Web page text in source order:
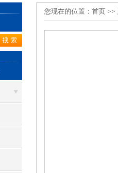
您现在的位置： 首页 >>